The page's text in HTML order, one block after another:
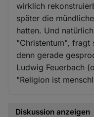
wirklich
später die
hatten. Und
"Christentum", fragt
denn gerade
Ludwig Feuerbach
"Religion ist
Diskussion anzeigen